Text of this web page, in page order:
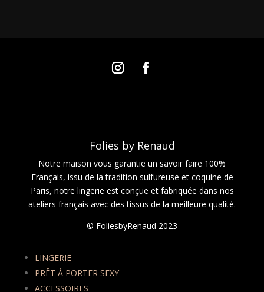
Folies by Renaud
Notre maison vous garantie un savoir faire 100%
Français, issu de la tradition sulfureuse et coquine de
Paris, notre lingerie est conçue et fabriquée dans nos
ateliers français avec des tissus de la meilleure qualité.
© FoliesbyRenaud 2023
LINGERIE
PRÊT À PORTER SEXY
ACCESSOIRES